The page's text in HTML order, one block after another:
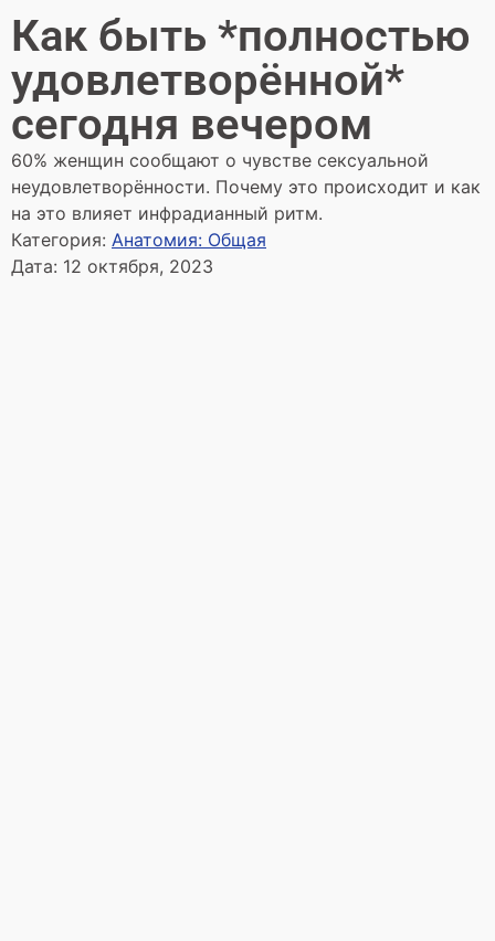
Как быть *полностью
удовлетворённой*
сегодня вечером
60% женщин сообщают о чувстве сексуальной
неудовлетворённости. Почему это происходит и как
на это влияет инфрадианный ритм.
Категория: Анатомия: Общая
Дата: 12 октября, 2023